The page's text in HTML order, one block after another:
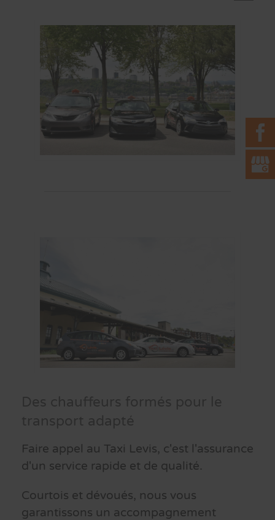
Faire appel au Taxi Levis, c'est l'assurance
d'un service rapide et de qualité.
Courtois et dévoués, nous vous
garantissons un accompagnement